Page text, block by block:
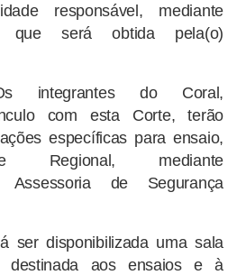
responsável, mediante
que será obtida pela(o)
integrantes do Coral,
com esta Corte, terão
específicas para ensaio,
Regional, mediante
Assessoria de Segurança
ser disponibilizada uma sala
aos ensaios e à